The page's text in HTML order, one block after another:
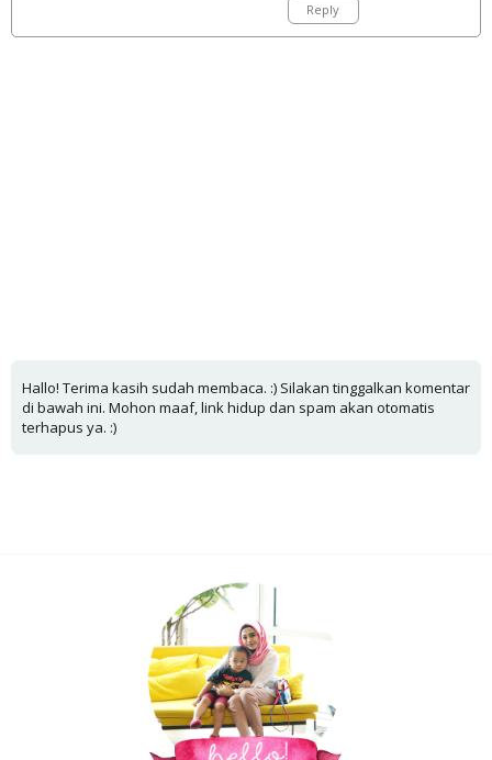
Reply
Hallo! Terima kasih sudah membaca. :) Silakan tinggalkan komentar
di bawah ini. Mohon maaf, link hidup dan spam akan otomatis
terhapus ya. :)